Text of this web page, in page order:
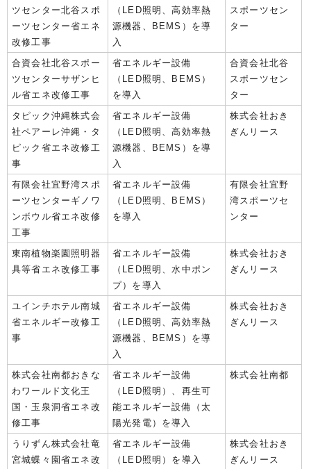
ツセンター北谷スポ
ーツセンター省エネ
改修工事
（LED照明、高効率熱
源機器、BEMS）を導
入
スポーツセン
ター
合資会社北谷スポー
ツセンターサザンヒ
ル省エネ改修工事
省エネルギー設備
（LED照明、BEMS）
を導入
合資会社北谷
スポーツセン
ター
タピック沖縄株式会
社ペアーレ沖縄・タ
ピック省エネ改修工
事
省エネルギー設備
（LED照明、高効率熱
源機器、BEMS）を導
入
株式会社おき
ぎんリース
有限会社宜野湾スポ
ーツセンターギノワ
ンボウル省エネ改修
工事
省エネルギー設備
（LED照明、BEMS）
を導入
有限会社宜野
湾スポーツセ
ンター
東南植物楽園照明器
具等省エネ改修工事
省エネルギー設備
（LED照明、水中ポン
プ）を導入
株式会社おき
ぎんリース
ユインチホテル南城
省エネルギー改修工
事
省エネルギー設備
（LED照明、高効率熱
源機器、BEMS）を導
入
株式会社おき
ぎんリース
株式会社南都おきな
わワールド文化王
国・玉泉洞省エネ改
修工事
省エネルギー設備
（LED照明）、再生可
能エネルギー設備（太
陽光発電）を導入
株式会社南都
うりずん株式会社竜
宮城蝶々園省エネ改
省エネルギー設備
（LED照明）を導入
株式会社おき
ぎんリース